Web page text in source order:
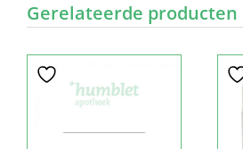
Gerelateerde producten